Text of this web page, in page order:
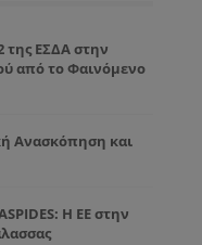
της ΕΣΔΑ στην
από το Φαινόμενο
Ανασκόπηση και
Η ΕΕ στην